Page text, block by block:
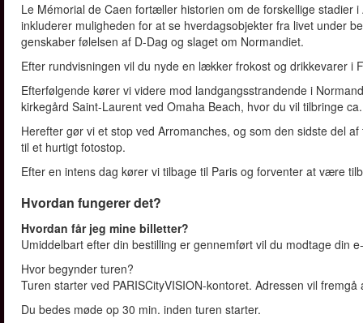
Le Mémorial de Caen fortæller historien om de forskellige
inkluderer muligheden for at se hverdagsobjekter fra livet under
genskaber følelsen af D-Dag og slaget om Normandiet.
Efter rundvisningen vil du nyde en lækker frokost og drikkevarer i
Efterfølgende kører vi videre mod landgangsstrandende i
kirkegård Saint-Laurent ved Omaha Beach, hvor du vil tilbringe
Herefter gør vi et stop ved Arromanches, og som den sidste del
til et hurtigt fotostop.
Efter en intens dag kører vi tilbage til Paris og forventer at være
Hvordan fungerer det?
Hvordan får jeg mine billetter?
Umiddelbart efter din bestilling er gennemført vil du modtage din
Hvor begynder turen?
Turen starter ved PARISCityVISION-kontoret. Adressen vil
Du bedes møde op 30 min. inden turen starter.